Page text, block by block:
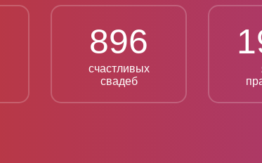
896
счастливых
свадеб